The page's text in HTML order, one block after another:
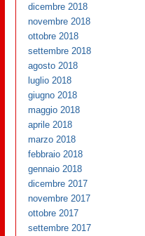
dicembre 2018
novembre 2018
ottobre 2018
settembre 2018
agosto 2018
luglio 2018
giugno 2018
maggio 2018
aprile 2018
marzo 2018
febbraio 2018
gennaio 2018
dicembre 2017
novembre 2017
ottobre 2017
settembre 2017